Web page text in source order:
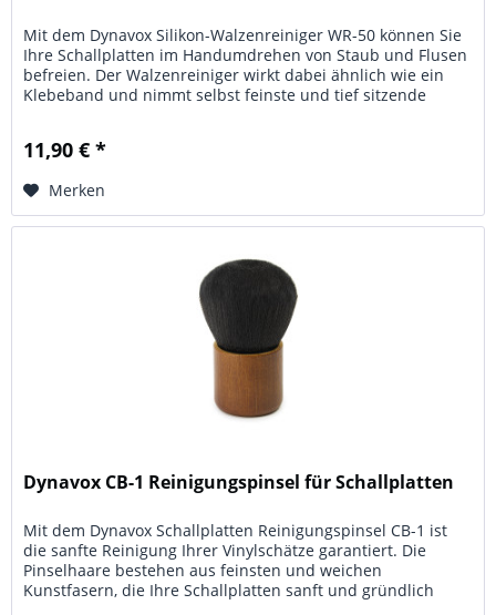
Mit dem Dynavox Silikon-Walzenreiniger WR-50 können Sie
Ihre Schallplatten im Handumdrehen von Staub und Flusen
befreien. Der Walzenreiniger wirkt dabei ähnlich wie ein
Klebeband und nimmt selbst feinste und tief sitzende
11,90 € *
Merken
Dynavox CB-1 Reinigungspinsel für Schallplatten
Mit dem Dynavox Schallplatten Reinigungspinsel CB-1 ist
die sanfte Reinigung Ihrer Vinylschätze garantiert. Die
Pinselhaare bestehen aus feinsten und weichen
Kunstfasern, die Ihre Schallplatten sanft und gründlich